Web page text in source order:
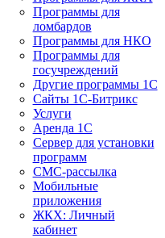
Программы для
ломбардов
Программы для НКО
Программы для
госучреждений
Другие программы 1С
Сайты 1С-Битрикс
Услуги
Аренда 1С
Сервер для установки
программ
СМС-рассылка
Мобильные
приложения
ЖКХ: Личный
кабинет